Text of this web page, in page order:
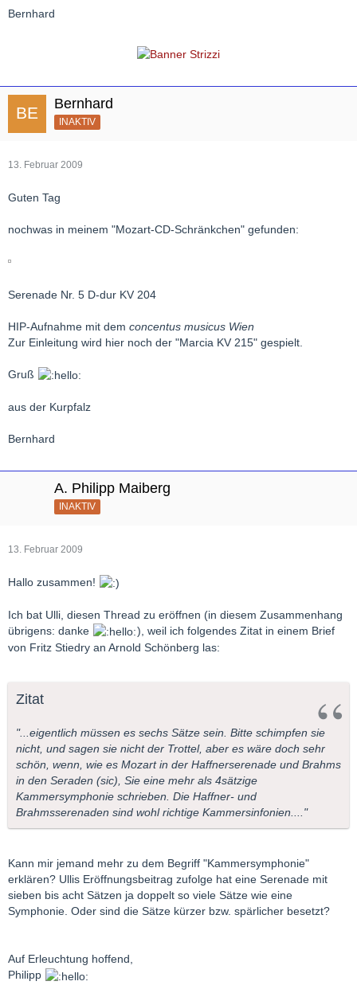
Bernhard
Bernhard
INAKTIV
13. Februar 2009
Guten Tag
nochwas in meinem "Mozart-CD-Schränkchen" gefunden:
Serenade Nr. 5 D-dur KV 204
HIP-Aufnahme mit dem concentus musicus Wien
Zur Einleitung wird hier noch der "Marcia KV 215" gespielt.
Gruß
aus der Kurpfalz
Bernhard
A. Philipp Maiberg
INAKTIV
13. Februar 2009
Hallo zusammen!
Ich bat Ulli, diesen Thread zu eröffnen (in diesem Zusammenhang
übrigens: danke
), weil ich folgendes Zitat in einem Brief
von Fritz Stiedry an Arnold Schönberg las:
Zitat
"...eigentlich müssen es sechs Sätze sein. Bitte schimpfen sie
nicht, und sagen sie nicht der Trottel, aber es wäre doch sehr
schön, wenn, wie es Mozart in der Haffnerserenade und Brahms
in den Seraden (sic), Sie eine mehr als 4sätzige
Kammersymphonie schrieben. Die Haffner- und
Brahmsserenaden sind wohl richtige Kammersinfonien...."
Kann mir jemand mehr zu dem Begriff "Kammersymphonie"
erklären? Ullis Eröffnungsbeitrag zufolge hat eine Serenade mit
sieben bis acht Sätzen ja doppelt so viele Sätze wie eine
Symphonie. Oder sind die Sätze kürzer bzw. spärlicher besetzt?
Auf Erleuchtung hoffend,
Philipp